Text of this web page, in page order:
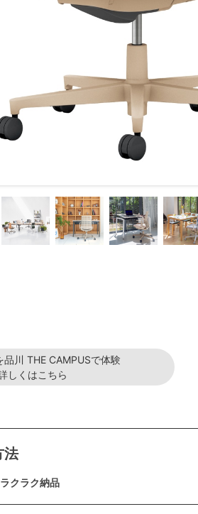
品川 THE CAMPUSで体験
しくはこちら
法
クラク納品